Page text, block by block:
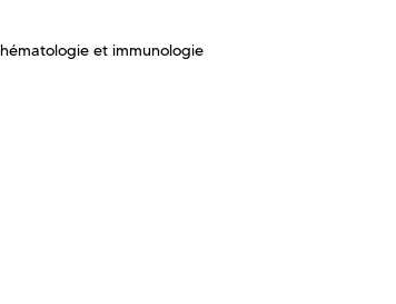
et immunologie